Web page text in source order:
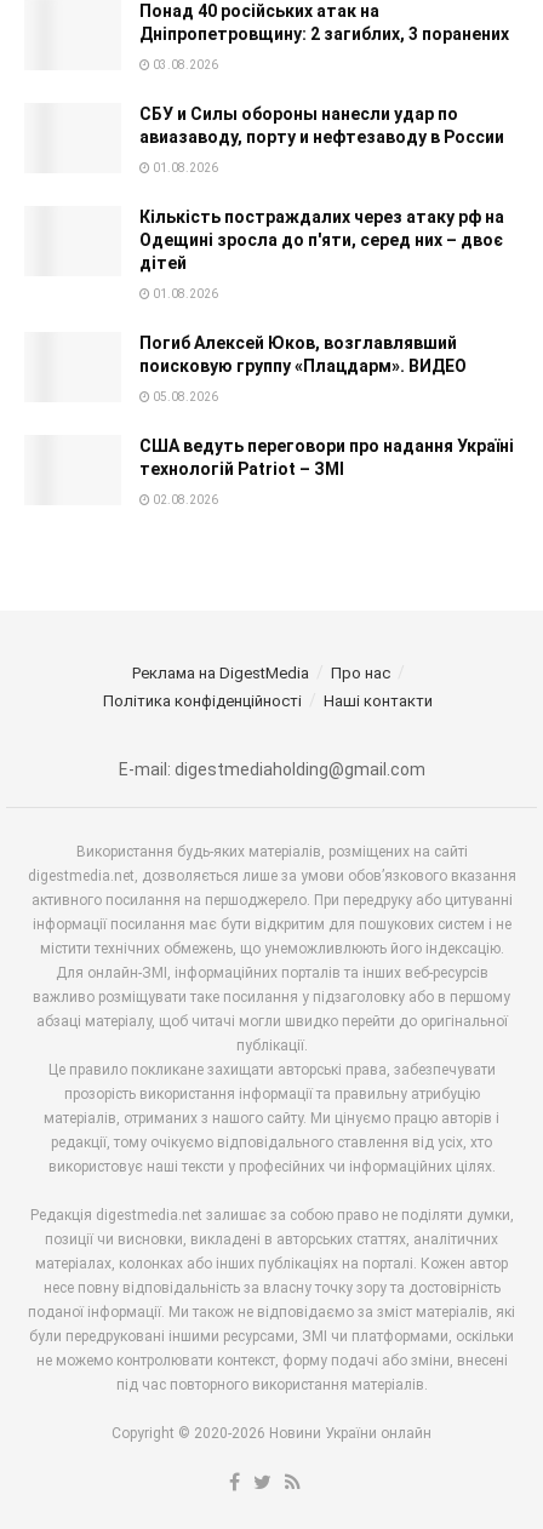
Понад 40 російських атак на
Дніпропетровщину: 2 загиблих, 3 поранених
03.08.2026
СБУ и Силы обороны нанесли удар по
авиазаводу, порту и нефтезаводу в России
01.08.2026
Кількість постраждалих через атаку рф на
Одещині зросла до п'яти, серед них – двоє
дітей
01.08.2026
Погиб Алексей Юков, возглавлявший
поисковую группу «Плацдарм». ВИДЕО
05.08.2026
США ведуть переговори про надання Україні
технологій Patriot – ЗМІ
02.08.2026
Реклама на DigestMedia
Про нас
Політика конфіденційності
Наші контакти
E-mail: digestmediaholding@gmail.com
Використання будь-яких матеріалів, розміщених на сайті
digestmedia.net, дозволяється лише за умови обов’язкового вказання
активного посилання на першоджерело. При передруку або цитуванні
інформації посилання має бути відкритим для пошукових систем і не
містити технічних обмежень, що унеможливлюють його індексацію.
Для онлайн-ЗМІ, інформаційних порталів та інших веб-ресурсів
важливо розміщувати таке посилання у підзаголовку або в першому
абзаці матеріалу, щоб читачі могли швидко перейти до оригінальної
публікації.
Це правило покликане захищати авторські права, забезпечувати
прозорість використання інформації та правильну атрибуцію
матеріалів, отриманих з нашого сайту. Ми цінуємо працю авторів і
редакції, тому очікуємо відповідального ставлення від усіх, хто
використовує наші тексти у професійних чи інформаційних цілях.
Редакція digestmedia.net залишає за собою право не поділяти думки,
позиції чи висновки, викладені в авторських статтях, аналітичних
матеріалах, колонках або інших публікаціях на порталі. Кожен автор
несе повну відповідальність за власну точку зору та достовірність
поданої інформації. Ми також не відповідаємо за зміст матеріалів, які
були передруковані іншими ресурсами, ЗМІ чи платформами, оскільки
не можемо контролювати контекст, форму подачі або зміни, внесені
під час повторного використання матеріалів.
Copyright © 2020-2026 Новини України онлайн